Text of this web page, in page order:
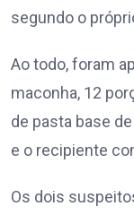
segundo o
Ao todo, foram
maconha, 12
de pasta base
e o recipiente
Os dois